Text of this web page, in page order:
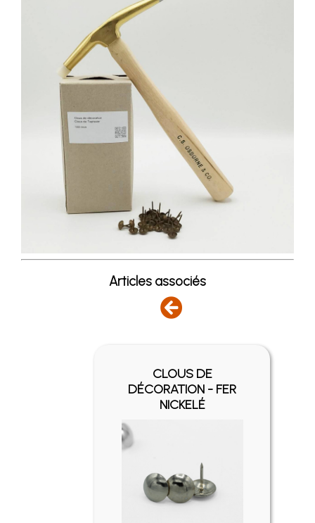
Articles associés
CLOUS DE
DÉCORATION - FER
NICKELÉ